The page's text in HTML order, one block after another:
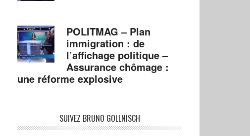
POLITMAG – Plan
immigration : de
l’affichage politique –
Assurance chômage :
une réforme explosive
SUIVEZ BRUNO GOLLNISCH